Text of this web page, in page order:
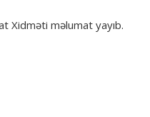
Xidməti məlumat yayıb.